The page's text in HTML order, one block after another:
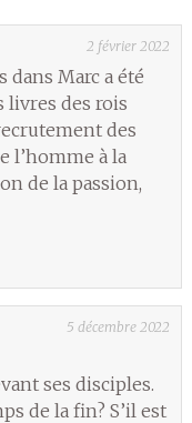
2 février 2022
dans Marc a été
livres des rois
des
l’homme à la
de la passion,
5 décembre 2022
ses disciples.
de la fin? S’il est